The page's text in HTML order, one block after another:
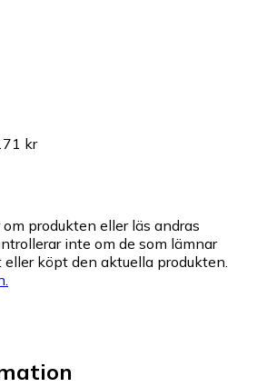
kr
produkten eller läs andras
inte om de som lämnar
köpt den aktuella produkten.